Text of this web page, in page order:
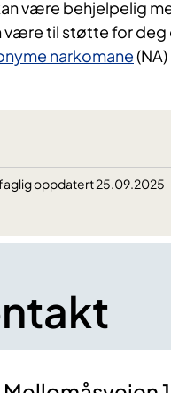
være behjelpelig
være til støtte for
narkomane
oppdatert 25.09.2025